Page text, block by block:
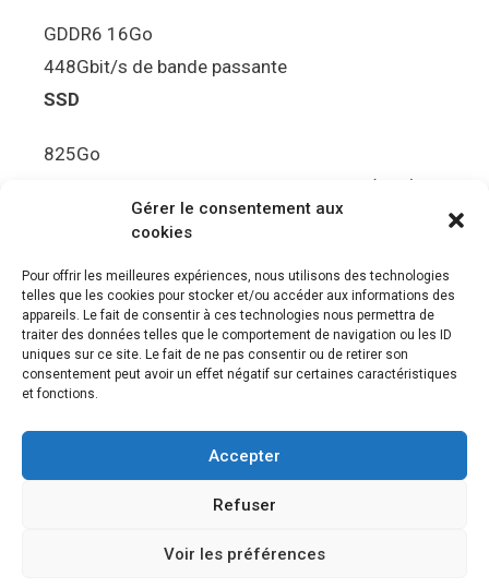
Gérer le consentement aux
cookies
Pour offrir les meilleures expériences, nous utilisons des technologies
telles que les cookies pour stocker et/ou accéder aux informations des
appareils. Le fait de consentir à ces technologies nous permettra de
traiter des données telles que le comportement de navigation ou les ID
uniques sur ce site. Le fait de ne pas consentir ou de retirer son
consentement peut avoir un effet négatif sur certaines caractéristiques
et fonctions.
Accepter
Refuser
Voir les préférences
GDDR6 16Go
448Gbit/s de bande passante
SSD
825Go
5.5Gbit/s de bande passante en lecture (Brut)
Disque de jeu PS5
Ultra HD Blu-ray™, jusqu’à 100Go/disque
Sortie vidéo
Compatibilité avec les téléviseurs 4K 120Hz et
8K, VRR (spécification HDMI v. 2.1)
“Tempest” 3D AudioTec